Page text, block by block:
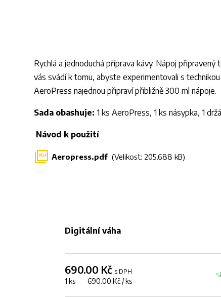
Rychlá a jednoduchá příprava kávy. Nápoj
vás svádí k tomu, abyste experimentovali s
AeroPress najednou připraví přibližně 300 ml nápoje.
Sada obashuje: 1 ks AeroPress, 1 ks násypka, 1
Návod k použití
PDF Aeropress.pdf (Velikost: 205.688 kB)
Digitální váha
690.00 Kč s DPH
1 ks 690.00 Kč / ks